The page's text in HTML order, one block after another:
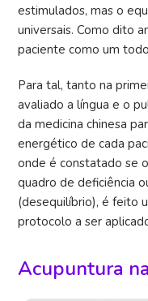
estimulados, mas o
universais. Como dito
paciente como um
Para tal, tanto na
avaliado a língua e o
da medicina chinesa
energético de cada
onde é constatado se
quadro de deficiência
(desequilíbrio), é feito
protocolo a ser
Acupuntura